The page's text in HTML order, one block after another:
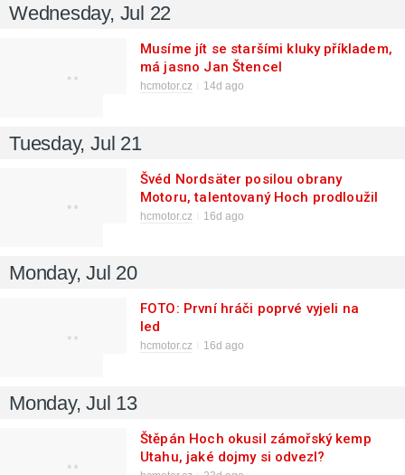
Wednesday, Jul 22
Musíme jít se staršími kluky příkladem,
má jasno Jan Štencel
hcmotor.cz 14d ago
Tuesday, Jul 21
Švéd Nordsäter posilou obrany
Motoru, talentovaný Hoch prodloužil
hcmotor.cz 16d ago
Monday, Jul 20
FOTO: První hráči poprvé vyjeli na
led
hcmotor.cz 16d ago
Monday, Jul 13
Štěpán Hoch okusil zámořský kemp
Utahu, jaké dojmy si odvezl?